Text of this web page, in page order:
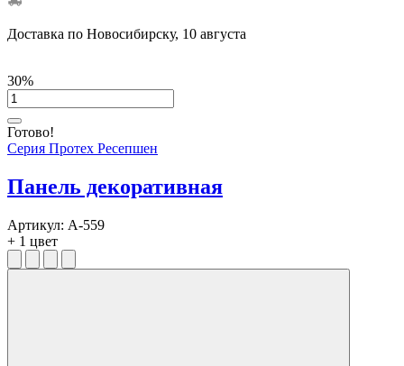
Доставка по Новосибирску, 10 августа
30%
Готово!
Серия Протех Ресепшен
Панель декоративная
Артикул: А-559
+ 1 цвет